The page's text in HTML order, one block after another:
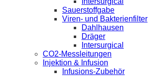
Sauerstoffgabe
Viren- und Bakterienfilter
Dahlhausen
Dräger
Intersurgical
CO2-Messleitungen
Injektion & Infusion
Infusions-Zubehör